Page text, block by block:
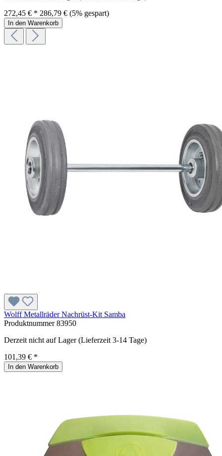
272,45 € * 286,79 € (5% gespart)
In den Warenkorb
Wolff Metallräder Nachrüst-Kit Samba
Produktnummer83950
Derzeit nicht auf Lager (Lieferzeit 3-14 Tage)
101,39 € *
In den Warenkorb